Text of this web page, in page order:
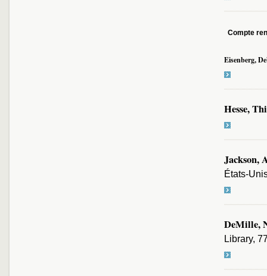
Compte
Eisenberg,
Hesse,
Jackson,
États-
DeMille,
Library,